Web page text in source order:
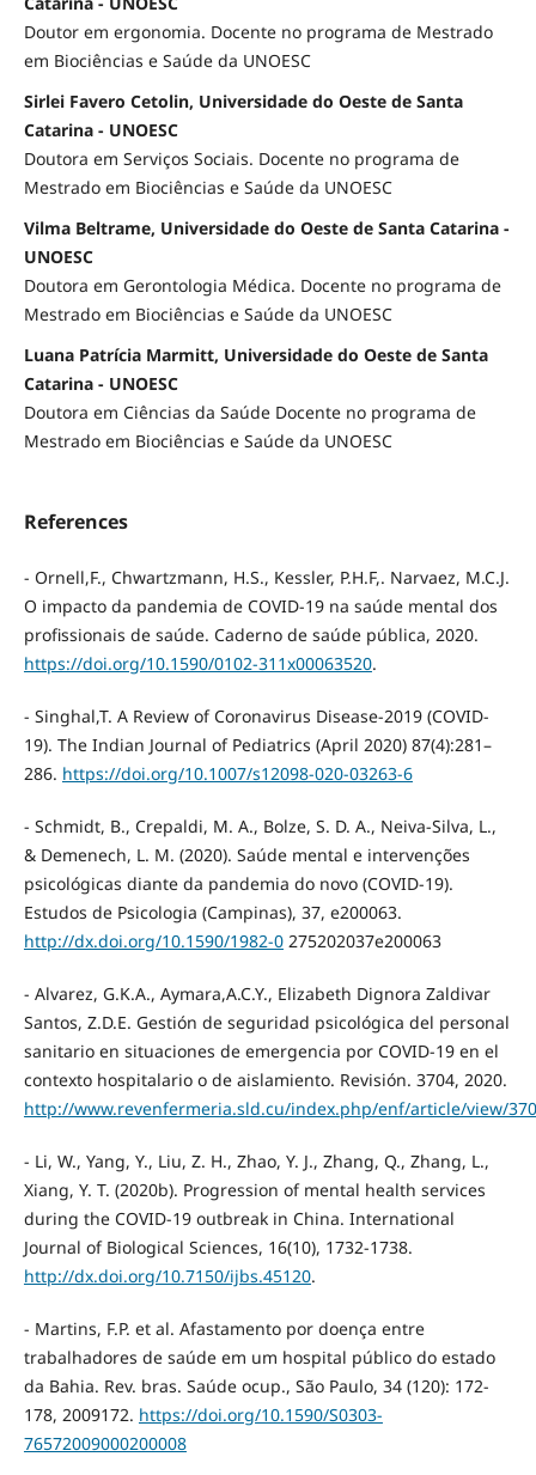
Doutor em ergonomia. Docente no programa de Mestrado
em Biociências e Saúde da UNOESC
Sirlei Favero Cetolin, Universidade do Oeste de Santa
Catarina - UNOESC
Doutora em Serviços Sociais. Docente no programa de
Mestrado em Biociências e Saúde da UNOESC
Vilma Beltrame, Universidade do Oeste de Santa Catarina -
UNOESC
Doutora em Gerontologia Médica. Docente no programa de
Mestrado em Biociências e Saúde da UNOESC
Luana Patrícia Marmitt, Universidade do Oeste de Santa
Catarina - UNOESC
Doutora em Ciências da Saúde Docente no programa de
Mestrado em Biociências e Saúde da UNOESC
References
- Ornell,F., Chwartzmann, H.S., Kessler, P.H.F,. Narvaez, M.C.J.
O impacto da pandemia de COVID-19 na saúde mental dos
profissionais de saúde. Caderno de saúde pública, 2020.
https://doi.org/10.1590/0102-311x00063520.
- Singhal,T. A Review of Coronavirus Disease-2019 (COVID-
19). The Indian Journal of Pediatrics (April 2020) 87(4):281–
286. https://doi.org/10.1007/s12098-020-03263-6
- Schmidt, B., Crepaldi, M. A., Bolze, S. D. A., Neiva-Silva, L.,
& Demenech, L. M. (2020). Saúde mental e intervenções
psicológicas diante da pandemia do novo (COVID-19).
Estudos de Psicologia (Campinas), 37, e200063.
http://dx.doi.org/10.1590/1982-0275202037e200063
- Alvarez, G.K.A., Aymara,A.C.Y., Elizabeth Dignora Zaldivar
Santos, Z.D.E. Gestión de seguridad psicológica del personal
sanitario en situaciones de emergencia por COVID-19 en el
contexto hospitalario o de aislamiento. Revisión. 3704, 2020.
http://www.revenfermeria.sld.cu/index.php/enf/article/view/
- Li, W., Yang, Y., Liu, Z. H., Zhao, Y. J., Zhang, Q., Zhang, L.,
Xiang, Y. T. (2020b). Progression of mental health services
during the COVID-19 outbreak in China. International
Journal of Biological Sciences, 16(10), 1732-1738.
http://dx.doi.org/10.7150/ijbs.45120.
- Martins, F.P. et al. Afastamento por doença entre
trabalhadores de saúde em um hospital público do estado
da Bahia. Rev. bras. Saúde ocup., São Paulo, 34 (120): 172-
178, 2009172. https://doi.org/10.1590/S0303-
76572009000200008